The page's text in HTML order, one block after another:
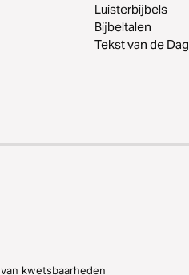
Luisterbijbels
Bijbeltalen
Tekst van de Dag
kwetsbaarheden